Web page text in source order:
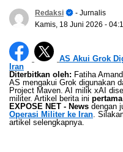
Redaksi
- Jurnalis
Kamis, 18 Juni 2026 -
AS Akui Grok
Iran
Diterbitkan oleh: Fatiha
AS mengakui Grok digunakan
Project Maven. AI milik xAI
militer. Artikel berita ini
EXPOSE NET - News dengan
Operasi Militer ke Iran.
artikel selengkapnya.